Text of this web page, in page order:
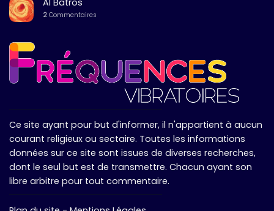
Al Batros
2 Commentaires
Ce site ayant pour but d'informer, il n'appartient à aucun
courant religieux ou sectaire. Toutes les informations
données sur ce site sont issues de diverses recherches,
dont le seul but est de transmettre. Chacun ayant son
libre arbitre pour tout commentaire.